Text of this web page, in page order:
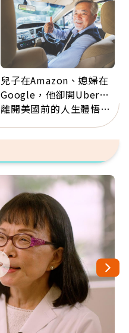
兒子在Amazon、媳婦在
Google，他卻開Uber…
離開美國前的人生體悟：